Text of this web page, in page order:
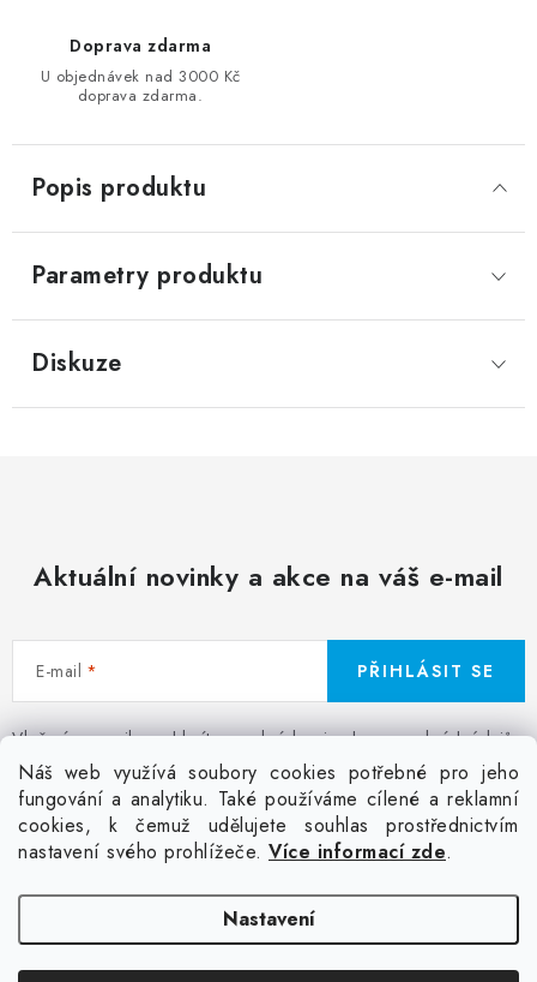
Náš web využívá soubory cookies potřebné pro jeho
fungování a analytiku. Také používáme cílené a reklamní
cookies, k čemuž udělujete souhlas prostřednictvím
nastavení svého prohlížeče. Více informací zde.
Nastavení
Doprava zdarma
U objednávek nad 3000 Kč
doprava zdarma.
Popis produktu
Parametry produktu
Diskuze
Aktuální novinky a akce na váš e-mail
E-mail
Vložením e-mailu souhlasíte spodmínkami ochrany osobních údajů
PŘIHLÁSIT SE
Facebook Kontakt Jak nakupovat
Poptávka potisku textilu
Akce a slevy GDPR + cookies Obchodní podmínky
Doprava
Copyright 2026Colordot.cz. Všechna práva vyhrazena.Upravit nastavení